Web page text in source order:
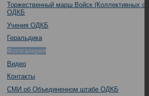
Торжественный марш Войск (Коллективных
ОДКБ
Учения ОДКБ
Геральдика
Фотогалерея
Видео
Контакты
СМИ об Объединенном штабе ОДКБ